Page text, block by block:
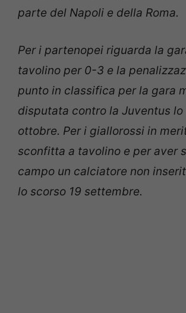
parte del Napoli e della Roma.
Per i partenopei riguarda la
tavolino per 0-3 e la
punto in classifica per la gara
disputata contro la Juventus lo
ottobre. Per i giallorossi in
sconfitta a tavolino e per aver
campo un calciatore non
lo scorso 19 settembre.